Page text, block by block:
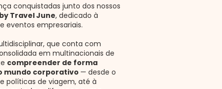
conquistadas junto dos nossos
Travel June, dedicado à
eventos empresariais.
que conta com
em multinacionais de
compreender de forma
mundo corporativo — desde o
políticas de viagem, até à